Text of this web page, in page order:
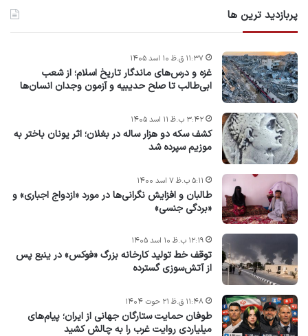
پربازدید ترین ها
غزه و درس‌های ماندگار تاریخ اسلام؛ از شعب
ابی‌طالب تا صلح حدیبیه و آزمون وجدان انسان‌ها
۱۱:۳۷ ق.ظ ۱۰ اسد ۱۴۰۵
کشف سکه دو هزار ساله در بغلان؛ اثر یونان باختر به
موزیم سپرده شد
۳:۴۲ ب.ظ ۱۱ اسد ۱۴۰۵
طالبان و افزایش نگرانی‌ها در مورد «ازدواج اجباری» و
«بردگی جنسی»
۵:۱۱ ب.ظ ۷ اسد ۱۴۰۰
توقف خط تولید کارخانه بزرگ «فوکس» در ینبع پس
از آتش‌سوزی گسترده
۱۲:۱۹ ب.ظ ۱۰ اسد ۱۴۰۵
طوفان حمایت ستارگان جهانی از ایران؛ پیام‌های
میلیاردی روایت غرب را به چالش کشید
۱۱:۴۸ ق.ظ ۲۱ حوت ۱۴۰۴